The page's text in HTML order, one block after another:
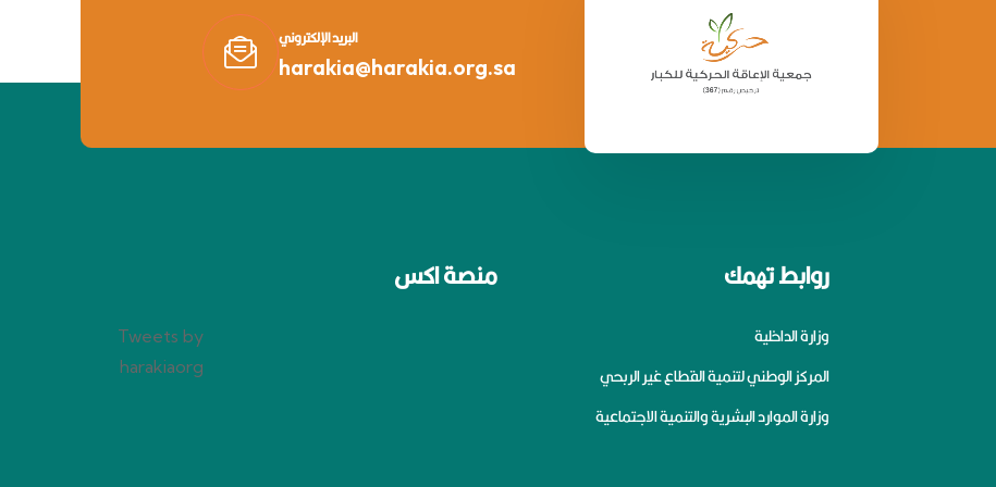
البريد الإلكتروني
harakia@harakia.org.sa
روابط تهمك
وزارة الداخلية
المركز الوطني لتنمية القطاع غير الربحي
وزارة الموارد البشرية والتنمية الاجتماعية
منصة اكس
Tweets by
harakiaorg